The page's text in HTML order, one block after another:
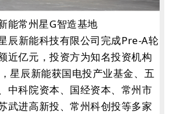
能常州星G智造基地
辰新能科技有限公司完成Pre-A轮
近亿元，投资方为知名投资机构
星辰新能获国电投产业基金、五
中科院资本、国经资本、常州市
武进高新投、常州科创投等多家